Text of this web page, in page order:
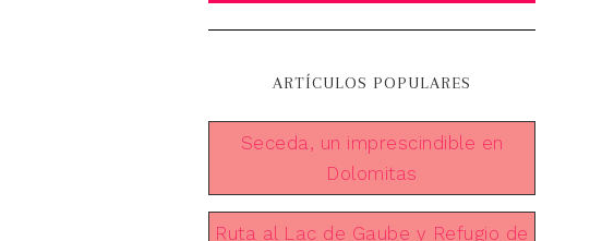
ARTÍCULOS POPULARES
Seceda, un imprescindible en
Dolomitas
Ruta al Lac de Gaube y Refugio de